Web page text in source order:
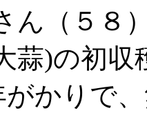
ん（５８
蒜)の初収
がかりで